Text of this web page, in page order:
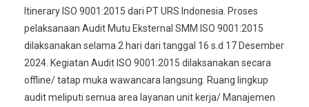
Itinerary ISO 9001:2015 dari PT URS Indonesia. Proses
pelaksanaan Audit Mutu Eksternal SMM ISO 9001:2015
dilaksanakan selama 2 hari dari tanggal 16 s.d 17 Desember
2024. Kegiatan Audit ISO 9001:2015 dilaksanakan secara
offline/ tatap muka wawancara langsung. Ruang lingkup
audit meliputi semua area layanan unit kerja/ Manajemen